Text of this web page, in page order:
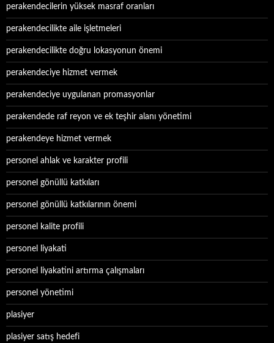
perakendecilerin yüksek masraf oranları
perakendecilikte aile işletmeleri
perakendecilikte doğru lokasyonun önemi
perakendeciye hizmet vermek
perakendeciye uygulanan promasyonlar
perakendede raf reyon ve ek teşhir alanı yönetimi
perakendeye hizmet vermek
personel ahlak ve karakter profili
personel gönüllü katkıları
personel gönüllü katkılarının önemi
personel kalite profili
personel liyakati
personel liyakatini artırma çalışmaları
personel yönetimi
plasiyer
plasiyer satış hedefi